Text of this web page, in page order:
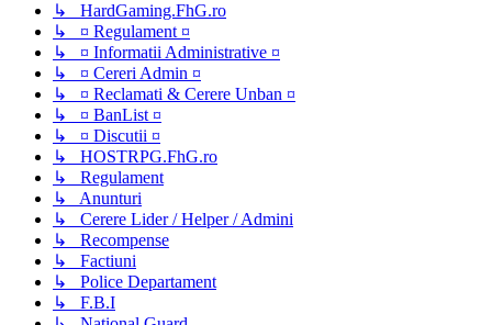
↳ HardGaming.FhG.ro
↳ ¤ Regulament ¤
↳ ¤ Informatii Administrative ¤
↳ ¤ Cereri Admin ¤
↳ ¤ Reclamati & Cerere Unban ¤
↳ ¤ BanList ¤
↳ ¤ Discutii ¤
↳ HOSTRPG.FhG.ro
↳ Regulament
↳ Anunturi
↳ Cerere Lider / Helper / Admini
↳ Recompense
↳ Factiuni
↳ Police Departament
↳ F.B.I